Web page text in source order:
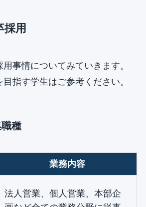
採用
事情についてみていきます。
指す学生はご参考ください。
種
業務内容
法人営業、個人営業、本部企